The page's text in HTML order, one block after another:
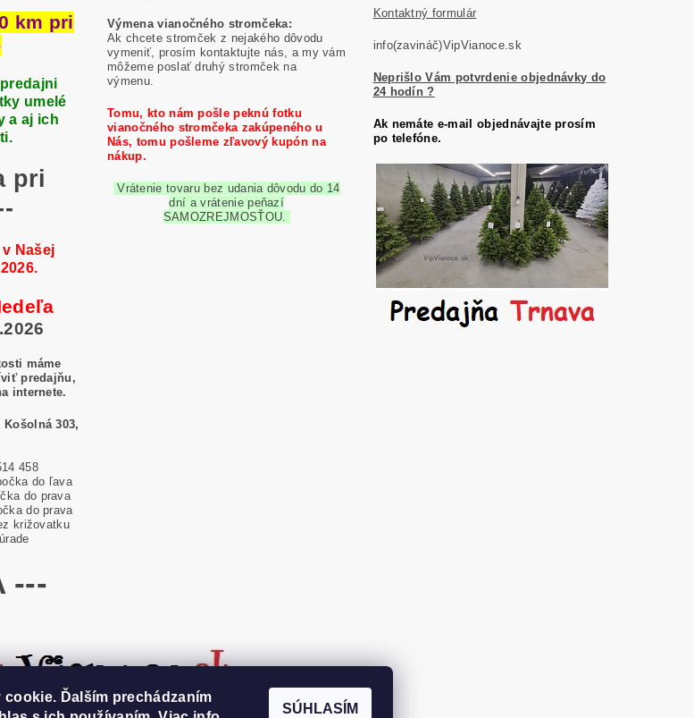
km pri
umelé
a aj ich
pri
Našej
máme
predajňu,
internete.
303,
458
do ľava
do prava
do prava
križovatku
---
Výmena vianočného stromčeka:
Ak chcete stromček z nejakého dôvodu
vymeniť, prosím kontaktujte nás, a my vám
môžeme poslať druhý stromček na
výmenu.
Tomu, kto nám pošle peknú fotku
vianočného stromčeka zakúpeného u
Nás, tomu pošleme zľavový kupón na
nákup.
Vrátenie tovaru bez udania dôvodu do 14
dní a vrátenie peňazí
SAMOZREJMOSŤOU.
Kontaktný formulár
info(zavináč)VipVianoce.sk
Neprišlo Vám potvrdenie objednávky do
24 hodín ?
Ak nemáte e-mail objednávajte prosím
po telefóne.
Ďalším prechádzaním
SÚHLASÍM